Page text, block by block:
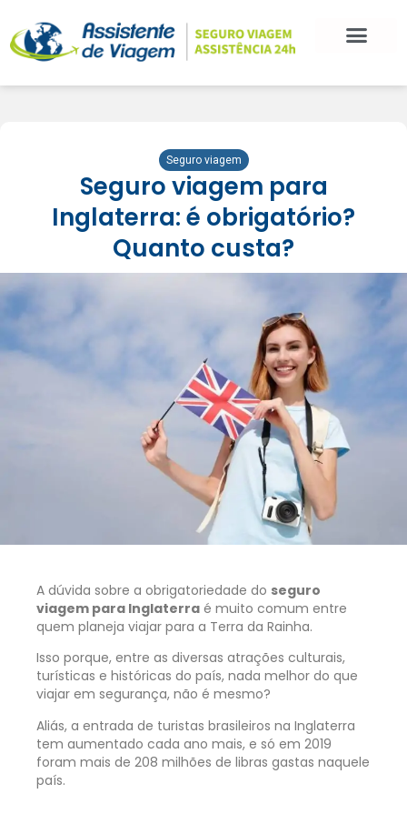
Seguro viagem
Seguro viagem para
Inglaterra: é obrigatório?
Quanto custa?
A dúvida sobre a obrigatoriedade do seguro
viagem para Inglaterra é muito comum entre
quem planeja viajar para a Terra da Rainha.
Isso porque, entre as diversas atrações culturais,
turísticas e históricas do país, nada melhor do que
viajar em segurança, não é mesmo?
Aliás, a entrada de turistas brasileiros na Inglaterra
tem aumentado cada ano mais, e só em 2019
foram mais de 208 milhões de libras gastas naquele
país.